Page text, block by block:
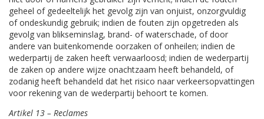
geheel of gedeeltelijk het gevolg zijn van onjuist, onzorgvuldig
of ondeskundig gebruik; indien de fouten zijn opgetreden als
gevolg van blikseminslag, brand- of waterschade, of door
andere van buitenkomende oorzaken of onheilen; indien de
wederpartij de zaken heeft verwaarloosd; indien de wederpartij
de zaken op andere wijze onachtzaam heeft behandeld, of
zodanig heeft behandeld dat het risico naar verkeersopvattingen
voor rekening van de wederpartij behoort te komen.
Artikel 13 – Reclames